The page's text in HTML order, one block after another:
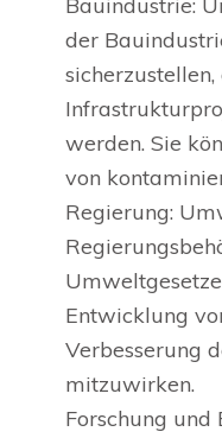
Bauindustrie:
der
werden. Sie
von
Regierung:
Entwicklung
Verbesserung
mitzuwirken.
Forschung und